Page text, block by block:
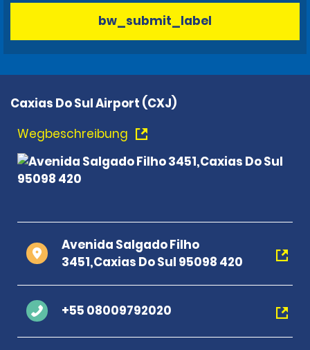
bw_submit_label
Caxias Do Sul Airport (CXJ)
Wegbeschreibung
Avenida Salgado Filho
3451,Caxias Do Sul 95098 420
+55 08009792020